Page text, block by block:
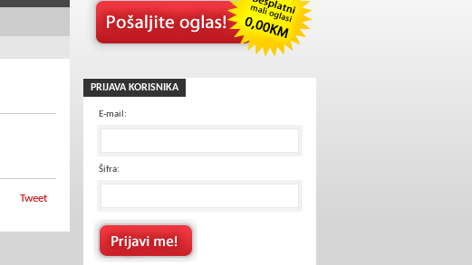
Tweet
PRIJAVA KORISNIKA
E-mail:
Šifra: